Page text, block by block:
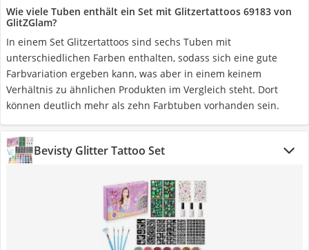
Wie viele Tuben enthält ein Set mit Glitzertattoos 69183 von
GlitZGlam?
In einem Set Glitzertattoos sind sechs Tuben mit
unterschiedlichen Farben enthalten, sodass sich eine gute
Farbvariation ergeben kann, was aber in einem keinem
Verhältnis zu ähnlichen Produkten im Vergleich steht. Dort
können deutlich mehr als zehn Farbtuben vorhanden sein.
Bevisty Glitter Tattoo Set